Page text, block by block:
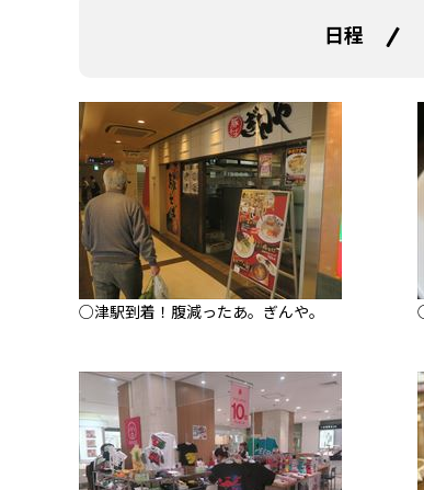
日程
○津駅到着！腹減ったあ。ぎんや。